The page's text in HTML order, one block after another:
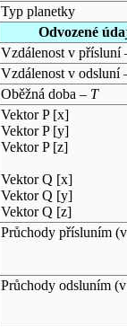
Typ planetky
Odvozené
Vzdálenost v přísluní
Vzdálenost v odsluní
Oběžná doba – T
Vektor P [x]
Vektor P [y]
Vektor P [z]
Vektor Q [x]
Vektor Q [y]
Vektor Q [z]
Průchody přísluním (v
Průchody odsluním (v